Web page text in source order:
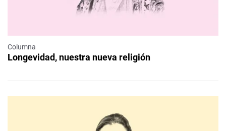
Columna
Longevidad, nuestra nueva religión